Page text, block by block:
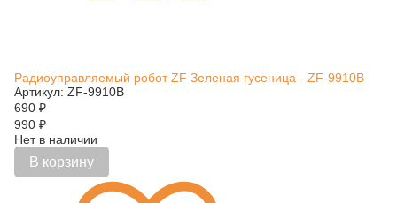
Радиоуправляемый робот ZF Зеленая гусеница - ZF-9910B
Артикул: ZF-9910B
690 ₽
990 ₽
Нет в наличии
В корзину